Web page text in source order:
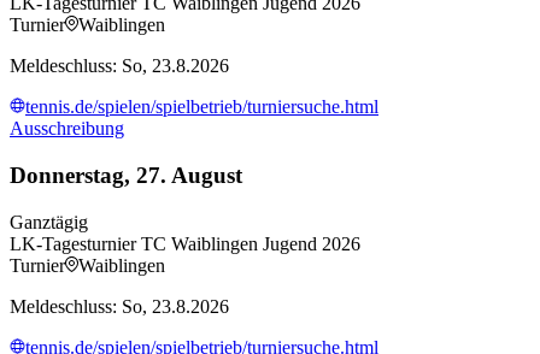
Turnier
Waiblingen
Meldeschluss: So, 23.8.2026
tennis.de/spielen/spielbetrieb/turniersuche.html
Ausschreibung
Donnerstag, 27. August
Ganztägig
LK-Tagesturnier TC Waiblingen Jugend 2026
Turnier
Waiblingen
Meldeschluss: So, 23.8.2026
tennis.de/spielen/spielbetrieb/turniersuche.html